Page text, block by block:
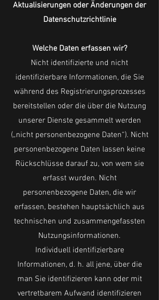
Aktualisierungen oder Änderungen der
Datenschutzrichtlinie
Welche Daten erfassen wir?
Nicht identifizierte und nicht
identifizierbare Informationen, die Sie
während des Registrierungsprozesses
bereitstellen oder die über die Nutzung
unserer Dienste gesammelt werden
(„nicht personenbezogene Daten“). Nicht
personenbezogene Daten lassen keine
Rückschlüsse darauf zu, von wem sie
erfasst wurden. Nicht
personenbezogene Daten, die wir
erfassen, bestehen hauptsächlich aus
technischen und zusammengefassten
Nutzungsinformationen.
Individuell identifizierbare
Informationen, d. h. all jene, über die
man Sie identifizieren kann oder mit
vertretbarem Aufwand identifizieren